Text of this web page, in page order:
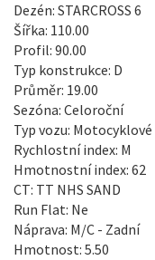
Dezén: STARCROSS 6
Šířka: 110.00
Profil: 90.00
Typ konstrukce: D
Průměr: 19.00
Sezóna: Celoroční
Typ vozu: Motocyklové
Rychlostní index: M
Hmotnostní index: 62
CT: TT NHS SAND
Run Flat: Ne
Náprava: M/C - Zadní
Hmotnost: 5.50